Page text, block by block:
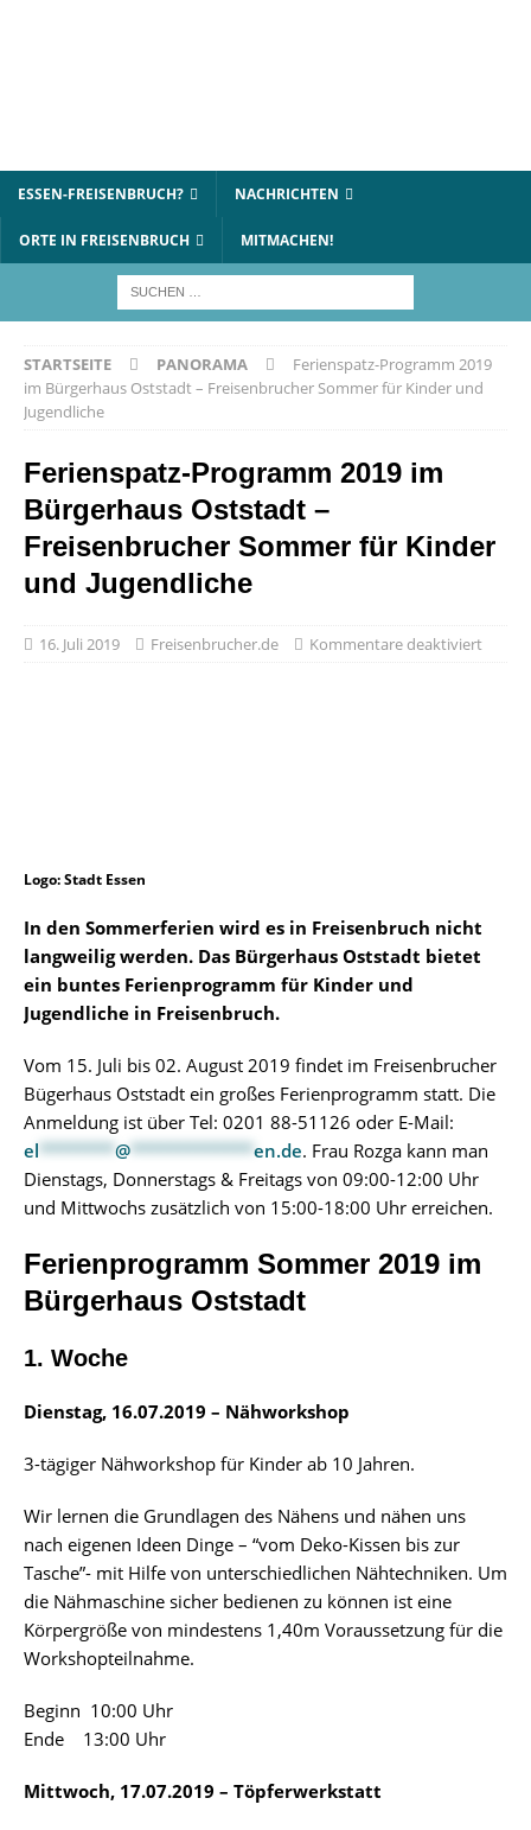
ESSEN-FREISENBRUCH? NACHRICHTEN
ORTE IN FREISENBRUCH MITMACHEN!
STARTSEITE PANORAMA
Ferienspatz-Programm 2019
im Bürgerhaus Oststadt – Freisenbrucher Sommer für Kinder und
Jugendliche
Ferienspatz-Programm 2019 im
Bürgerhaus Oststadt –
Freisenbrucher Sommer für Kinder
und Jugendliche
16. Juli 2019 Freisenbrucher.de Kommentare deaktiviert
Logo: Stadt Essen
In den Sommerferien wird es in Freisenbruch nicht
langweilig werden. Das Bürgerhaus Oststadt bietet
ein buntes Ferienprogramm für Kinder und
Jugendliche in Freisenbruch.
Vom 15. Juli bis 02. August 2019 findet im Freisenbrucher
Bügerhaus Oststadt ein großes Ferienprogramm statt. Die
Anmeldung ist über Tel: 0201 88-51126 oder E-Mail:
el********@*************en.de. Frau Rozga kann man
Dienstags, Donnerstags & Freitags von 09:00-12:00 Uhr
und Mittwochs zusätzlich von 15:00-18:00 Uhr erreichen.
Ferienprogramm Sommer 2019 im
Bürgerhaus Oststadt
1. Woche
Dienstag, 16.07.2019 – Nähworkshop
3-tägiger Nähworkshop für Kinder ab 10 Jahren.
Wir lernen die Grundlagen des Nähens und nähen uns
nach eigenen Ideen Dinge – “vom Deko-Kissen bis zur
Tasche”- mit Hilfe von unterschiedlichen Nähtechniken. Um
die Nähmaschine sicher bedienen zu können ist eine
Körpergröße von mindestens 1,40m Voraussetzung für die
Workshopteilnahme.
Beginn 10:00 Uhr
Ende 13:00 Uhr
Mittwoch, 17.07.2019 – Töpferwerkstatt